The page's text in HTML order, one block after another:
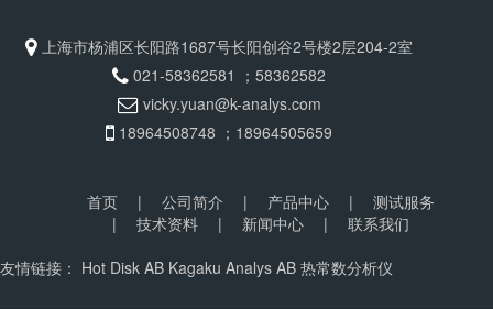
上海市杨浦区长阳路1687号长阳创谷2号楼2层204-2室
021-58362581 ；58362582
vicky.yuan@k-analys.com
18964508748 ；18964505659
首页 | 公司简介 | 产品中心 |
测试服务
|
技术资料 | 新闻中心 |
联系我们
友情链接： Hot Disk AB Kagaku Analys AB 热常数分析仪